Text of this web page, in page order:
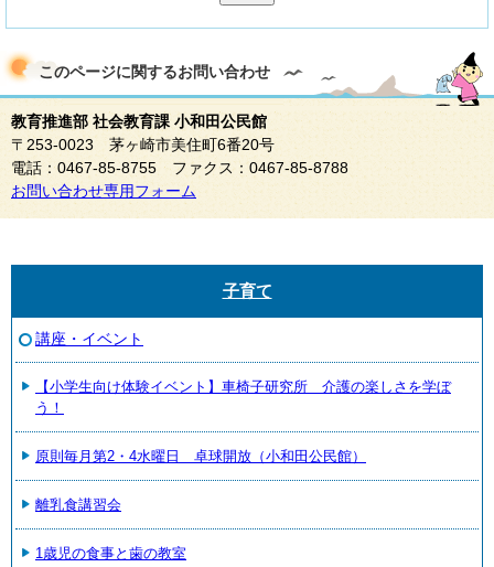
このページに関するお問い合わせ
教育推進部 社会教育課 小和田公民館
〒253-0023 茅ヶ崎市美住町6番20号
電話：0467-85-8755 ファクス：0467-85-8788
お問い合わせ専用フォーム
子育て
講座・イベント
【小学生向け体験イベント】車椅子研究所 介護の楽しさを学ぼ
う！
原則毎月第2・4水曜日 卓球開放（小和田公民館）
離乳食講習会
1歳児の食事と歯の教室